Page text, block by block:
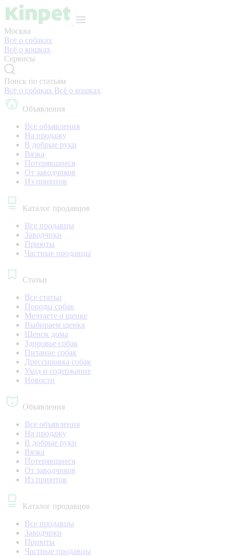
Москва
Всё о собаках
Всё о кошках
Сервисы
Поиск по статьям
Всё о собаках Всё о кошках
Объявления
Все объявления
На продажу
В добрые руки
Вязка
Потерявшиеся
От заводчиков
Из приютов
Каталог продавцов
Все продавцы
Заводчики
Приюты
Частные продавцы
Статьи
Все статьи
Породы собак
Мечтаете о щенке
Выбираем щенка
Щенок дома
Здоровье собак
Питание собак
Дрессировка собак
Уход и содержание
Новости
Объявления
Все объявления
На продажу
В добрые руки
Вязка
Потерявшиеся
От заводчиков
Из приютов
Каталог продавцов
Все продавцы
Заводчики
Приюты
Частные продавцы